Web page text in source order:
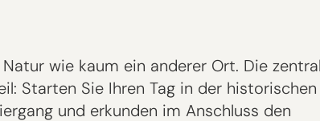
wie kaum ein anderer Ort. Die
Starten Sie Ihren Tag in der historischen
und erkunden im Anschluss den